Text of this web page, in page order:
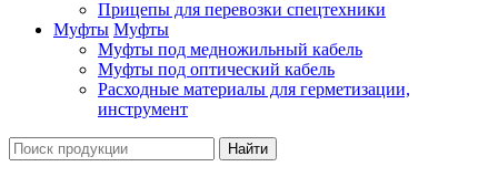
Прицепы для перевозки спецтехники
Муфты Муфты
Муфты под медножильный кабель
Муфты под оптический кабель
Расходные материалы для герметизации,
инструмент